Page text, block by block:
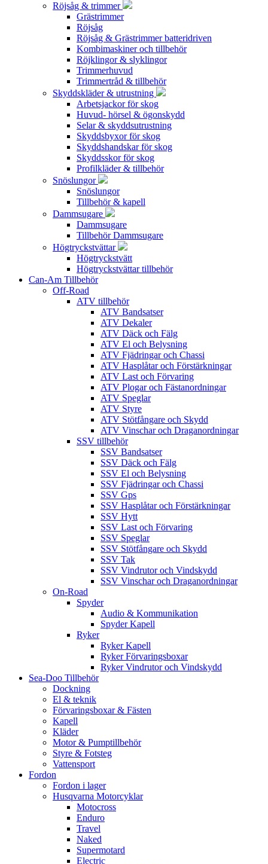
Röjsåg & trimmer
Grästrimmer
Röjsåg
Röjsåg & Grästrimmer batteridriven
Kombimaskiner och tillbehör
Röjklingor & slyklingor
Trimmerhuvud
Trimmertråd & tillbehör
Skyddskläder & utrustning
Arbetsjackor för skog
Huvud- hörsel & ögonskydd
Selar & skyddsutrustning
Skyddsbyxor för skog
Skyddshandskar för skog
Skyddsskor för skog
Profilkläder & tillbehör
Snöslungor
Snöslungor
Tillbehör & kapell
Dammsugare
Dammsugare
Tillbehör Dammsugare
Högtryckstvättar
Högtryckstvätt
Högtryckstvättar tillbehör
Can-Am Tillbehör
Off-Road
ATV tillbehör
ATV Bandsatser
ATV Dekaler
ATV Däck och Fälg
ATV El och Belysning
ATV Fjädringar och Chassi
ATV Hasplåtar och Förstärkningar
ATV Last och Förvaring
ATV Plogar och Fästanordningar
ATV Speglar
ATV Styre
ATV Stötfångare och Skydd
ATV Vinschar och Draganordningar
SSV tillbehör
SSV Bandsatser
SSV Däck och Fälg
SSV El och Belysning
SSV Fjädringar och Chassi
SSV Gps
SSV Hasplåtar och Förstärkningar
SSV Hytt
SSV Last och Förvaring
SSV Speglar
SSV Stötfångare och Skydd
SSV Tak
SSV Vindrutor och Vindskydd
SSV Vinschar och Draganordningar
On-Road
Spyder
Audio & Kommunikation
Spyder Kapell
Ryker
Ryker Kapell
Ryker Förvaringsboxar
Ryker Vindrutor och Vindskydd
Sea-Doo Tillbehör
Dockning
El & teknik
Förvaringsboxar & Fästen
Kapell
Kläder
Motor & Pumptillbehör
Styre & Fotsteg
Vattensport
Fordon
Fordon i lager
Husqvarna Motorcyklar
Motocross
Enduro
Travel
Naked
Supermotard
Electric